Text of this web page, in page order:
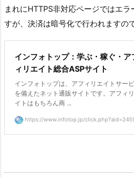
まれにHTTPS非対応ページではエラ
すが、決済は暗号化で行われますの
インフォトップ：学ぶ・稼ぐ・ア
ィリエイト総合ASPサイト
インフォトップは、アフィリエイトサー
を備えたネット通販サイトです。アフィ
イトはもちろん商 ...
https://www.infotop.jp/